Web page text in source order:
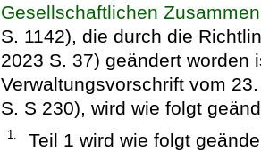
Gesellschaftlichen
S. 1142), die durch die
2023 S. 37) geändert worden
Verwaltungsvorschrift vom
S. S 230), wird wie folgt
1. Teil 1 wird wie folgt